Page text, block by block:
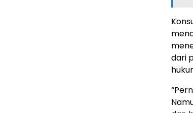
dari